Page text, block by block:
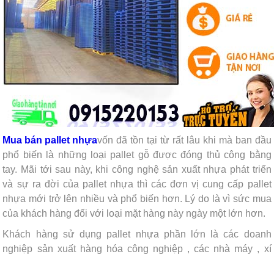
Mua bán pallet nhựavốn đã tồn tại từ rất lâu khi mà ban đầu
phổ biến là những loại pallet gỗ được đóng thủ công bằng
tay. Mãi tới sau này, khi công nghệ sản xuất nhựa phát triển
và sự ra đời của pallet nhựa thì các đơn vị cung cấp pallet
nhựa mới trở lên nhiều và phổ biến hơn. Lý do là vì sức mua
của khách hàng đối với loại mặt hàng này ngày một lớn hơn.
Khách hàng sử dụng pallet nhựa phần lớn là các doanh
nghiệp sản xuất hàng hóa công nghiệp , các nhà máy , xí